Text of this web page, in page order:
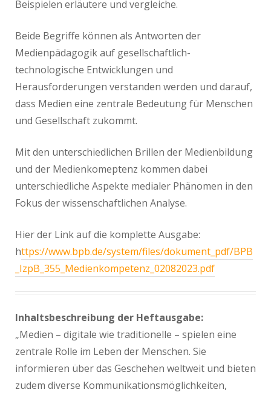
Beispielen erläutere und vergleiche.
Beide Begriffe können als Antworten der
Medienpädagogik auf gesellschaftlich-
technologische Entwicklungen und
Herausforderungen verstanden werden und darauf,
dass Medien eine zentrale Bedeutung für Menschen
und Gesellschaft zukommt.
Mit den unterschiedlichen Brillen der Medienbildung
und der Medienkomeptenz kommen dabei
unterschiedliche Aspekte medialer Phänomen in den
Fokus der wissenschaftlichen Analyse.
Hier der Link auf die komplette Ausgabe:
https://www.bpb.de/system/files/dokument_pdf/BPB
_IzpB_355_Medienkompetenz_02082023.pdf
Inhaltsbeschreibung der Heftausgabe:
„Medien – digitale wie traditionelle – spielen eine
zentrale Rolle im Leben der Menschen. Sie
informieren über das Geschehen weltweit und bieten
zudem diverse Kommunikationsmöglichkeiten,